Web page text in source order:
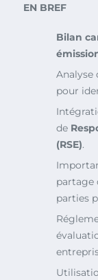
EN BREF
Bilan
Analyse
pour
de
(RSE).
partage
parties